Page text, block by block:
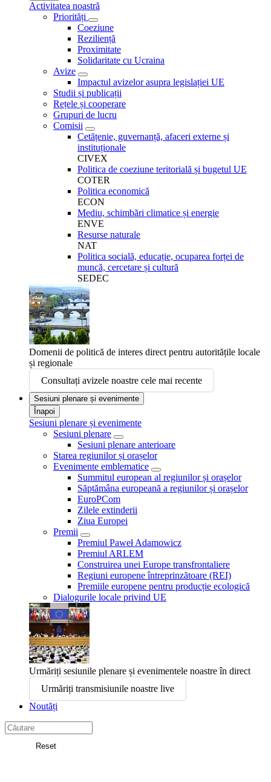
Activitatea noastră
Priorități
Coeziune
Reziliență
Proximitate
Solidaritate cu Ucraina
Avize
Impactul avizelor asupra legislației UE
Studii și publicații
Rețele și cooperare
Grupuri de lucru
Comisii
Cetățenie, guvernanță, afaceri externe și
instituționale
CIVEX
Politica de coeziune teritorială și bugetul UE
COTER
Politica economică
ECON
Mediu, schimbări climatice și energie
ENVE
Resurse naturale
NAT
Politica socială, educație, ocuparea forței de
muncă, cercetare și cultură
SEDEC
Domenii de politică de interes direct pentru autoritățile locale
și regionale
Consultați avizele noastre cele mai recente
Sesiuni plenare și evenimente
Înapoi
Sesiuni plenare și evenimente
Sesiuni plenare
Sesiuni plenare anterioare
Starea regiunilor și orașelor
Evenimente emblematice
Summitul european al regiunilor și orașelor
Săptămâna europeană a regiunilor și orașelor
EuroPCom
Zilele extinderii
Ziua Europei
Premii
Premiul Paweł Adamowicz
Premiul ARLEM
Construirea unei Europe transfrontaliere
Regiuni europene întreprinzătoare (REI)
Premiile europene pentru producție ecologică
Dialogurile locale privind UE
Urmăriți sesiunile plenare și evenimentele noastre în direct
Urmăriți transmisiunile noastre live
Noutăți
Search
in
ComitetulReset